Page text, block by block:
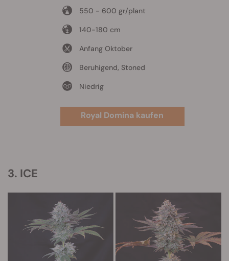
550 - 600 gr/plant
140-180 cm
Anfang Oktober
Beruhigend, Stoned
Niedrig
Royal Domina kaufen
3. ICE